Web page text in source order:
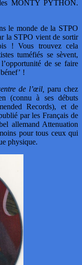
MONTY PYTHON.
le monde de la STPO
la STPO vient de sortir
! Vous trouvez cela
tuméfiés se sèvent,
de se faire
!
de l’œil, paru chez
(connu à ses débuts
Records), et de
par les Français de
allemand Attenuation
pour tous ceux qui
physique.